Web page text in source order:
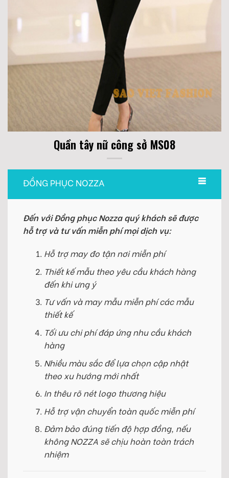
Quần tây nữ công sở MS08
ĐỒNG PHỤC NOZZA
Đến với Đồng phục Nozza quý khách sẽ được
hỗ trợ và tư vấn miễn phí mọi dịch vụ:
Hỗ trợ may đo tận nơi miễn phí
Thiết kế mẫu theo yêu cầu khách hàng
đến khi ưng ý
Tư vấn và may mẫu miễn phí các mẫu
thiết kế
Tối ưu chi phí đáp ứng nhu cầu khách
hàng
Nhiều màu sắc để lựa chọn cập nhật
theo xu hướng mới nhất
In thêu rõ nét logo thương hiệu
Hỗ trợ vận chuyển toàn quốc miễn phí
Đảm bảo đúng tiến độ hợp đồng, nếu
không NOZZA sẽ chịu hoàn toàn trách
nhiệm